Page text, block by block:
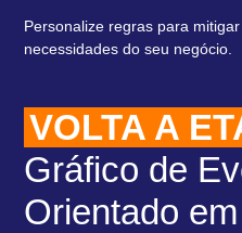
Personalize regras para
necessidades do seu negócio.
VOLTA A
Gráfico de
Orientado